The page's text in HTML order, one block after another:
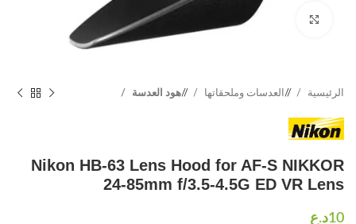
Click to enlarge
الرئيسية / العدسات وملحقاتها / هود العدسة
Nikon HB-63 Lens Hood for AF-S NIKKOR
24-85mm f/3.5-4.5G ED VR Lens